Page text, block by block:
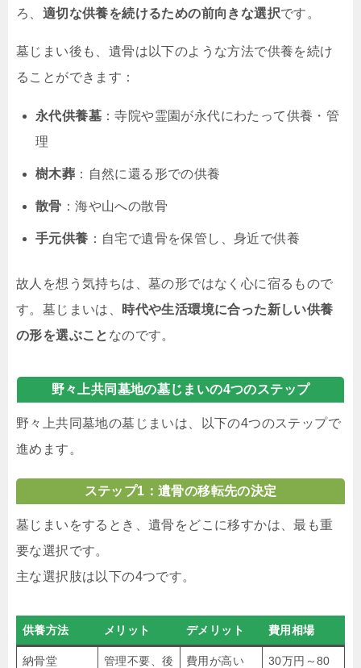
ろ、 適切な供養を続けるための前向きな選択です。
墓じまい後も、遺骨は以下のような方法で供養を続け
ることができます：
永代供養墓 ：寺院や霊園が永代にわたって供養・管
理
樹木葬 ：自然に還る形での供養
散骨 ：海や山への散骨
手元供養 ：自宅で遺骨を保管し、身近で供養
故人を想う気持ちは、墓の形ではなく心に宿るもので
す。墓じまいは、
時代や生活環境に合った新しい供養
の形を選ぶこと なのです。
野々上共同墓地の墓じまいの4つのステップ
野々上共同墓地の墓じまいは、以下の4つのステップで
進めます。
ステップ1：遺骨の移転先の決定
墓じまいをするとき、遺骨をどこに移すかは、最も重
要な選択です。
主な選択肢は以下の4つです。
供養方法 メリット デメリット 費用相場
納骨堂
管理不要、後
費用が高い
30万円～80